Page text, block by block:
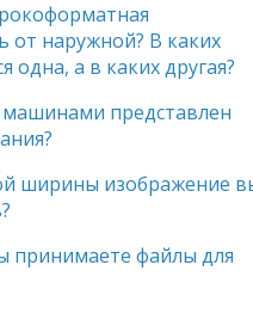
от наружной? В каких
одна, а в каких другая?
представлен
ширины изображение
принимаете файлы для